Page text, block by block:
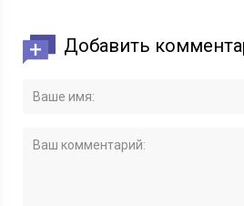
Добавить